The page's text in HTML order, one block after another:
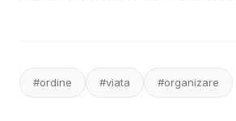
#ordine #viata #organizare